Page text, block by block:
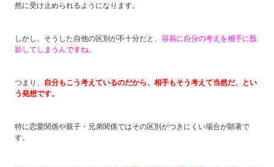
然に受け止められるようになります。
しかし、そうした自他の区別が不十分だと、 容易に自分の考えを相手に投
影してしまうんですね。
つまり、 自分もこう考えているのだから、相手もそう考えて当然だ、とい
う発想です。
特に恋愛関係や親子・兄弟関係ではその区別がつきにくい場合が顕著で
す。